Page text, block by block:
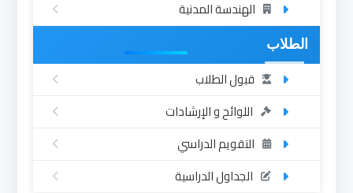
الهندسة المدنية
الطلاب
قبول الطلاب
اللوائح و الإرشادات
التقويم الدراسي
الجداول الدراسية